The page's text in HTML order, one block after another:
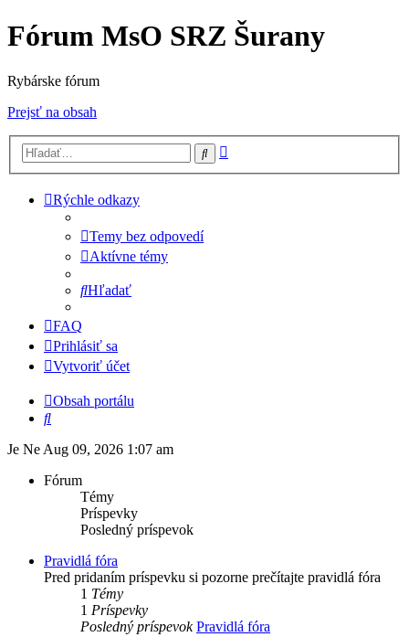
Fórum MsO SRZ Šurany
Rybárske fórum
Prejsť na obsah
Hľadať
Rýchle odkazy
Temy bez odpovedí
Aktívne témy
Hľadať
FAQ
Prihlásiť sa
Vytvoriť účet
Obsah portálu
Hľadať
Je Ne Aug 09, 2026 1:07 am
Fórum
Témy
Príspevky
Posledný príspevok
Pravidlá fóra
Pred pridaním príspevku si pozorne prečítajte pravidlá fóra
1 Témy
1 Príspevky
Posledný príspevok Pravidlá fóra